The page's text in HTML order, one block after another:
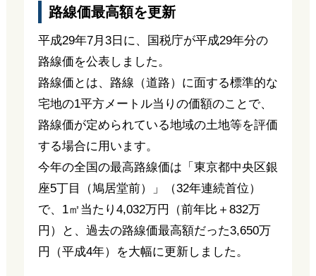
路線価最高額を更新
平成29年7月3日に、国税庁が平成29年分の
路線価を公表しました。
路線価とは、路線（道路）に面する標準的な
宅地の1平方メートル当りの価額のことで、
路線価が定められている地域の土地等を評価
する場合に用います。
今年の全国の最高路線価は「東京都中央区銀
座5丁目（鳩居堂前）」（32年連続首位）
で、1㎡当たり4,032万円（前年比＋832万
円）と、過去の路線価最高額だった3,650万
円（平成4年）を大幅に更新しました。